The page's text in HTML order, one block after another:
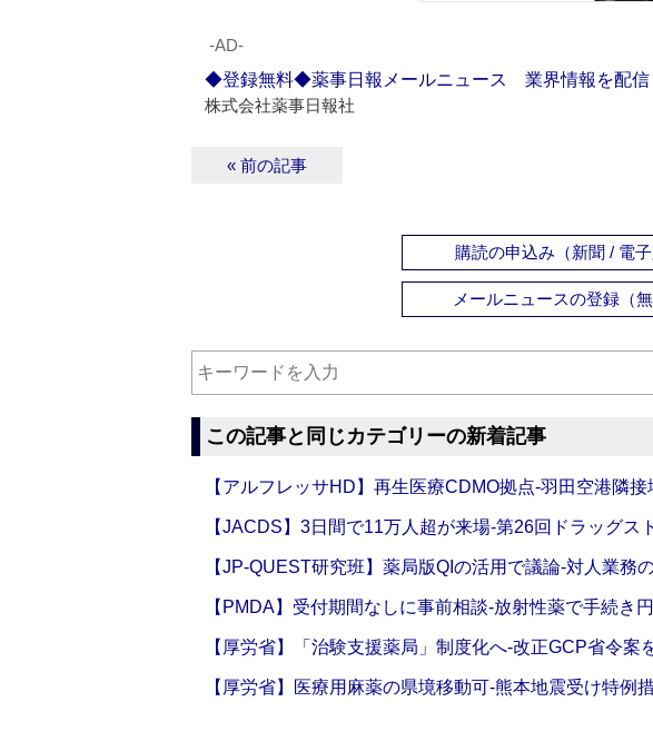
‐AD‐
◆登録無料◆薬事日報メールニュース 業界情報を配信
株式会社薬事日報社
« 前の記事
購読の申込み（新聞 / 電子
メールニュースの登録（無
この記事と同じカテゴリーの新着記事
【アルフレッサHD】再生医療CDMO拠点‐羽田空港隣接
【JACDS】3日間で11万人超が来場‐第26回ドラッグス
【JP-QUEST研究班】薬局版QIの活用で議論‐対人業務
【PMDA】受付期間なしに事前相談‐放射性薬で手続き
【厚労省】「治験支援薬局」制度化へ‐改正GCP省令案
【厚労省】医療用麻薬の県境移動可‐熊本地震受け特例